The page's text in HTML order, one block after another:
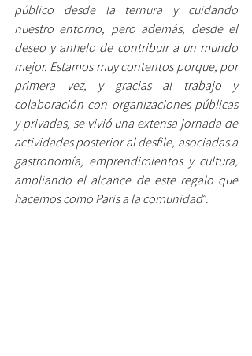
público desde la ternura y cuidando
nuestro entorno, pero además, desde el
deseo y anhelo de contribuir a un mundo
mejor. Estamos muy contentos porque, por
primera vez, y gracias al trabajo y
colaboración con organizaciones públicas
y privadas, se vivió una extensa jornada de
actividades posterior al desfile, asociadas a
gastronomía, emprendimientos y cultura,
ampliando el alcance de este regalo que
hacemos como Paris a la comunidad”.